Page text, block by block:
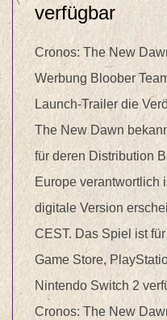
verfügbar
Cronos: The New
Werbung Bloober
Launch-Trailer die
The New Dawn
für deren Distribution
Europe verantwortlich
digitale Version
CEST. Das Spiel ist
Game Store,
Nintendo Switch 2
Cronos: The New